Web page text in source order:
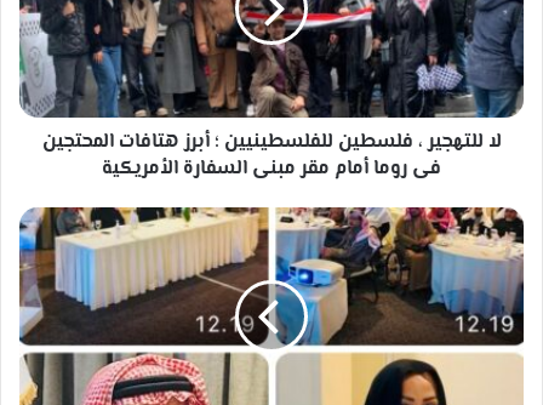
للفلسطينيين
أبرز
هتافات
المحتجين
فى
مقر
مبنى
السفارة
الأمريكية
لا للتهجير ، فلسطين للفلسطينيين ؛ أبرز هتافات المحتجين
فى روما أمام مقر مبنى السفارة الأمريكية
الأميرة
سميرة
الفيصل
في
الملتقى
الإعلامي